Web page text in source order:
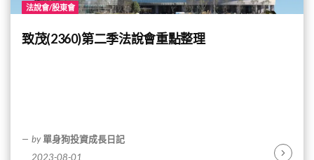
法說會/股東會
致茂(2360)第二季法說會重點整理
by 單身狗投資成長日記
2023-08-01